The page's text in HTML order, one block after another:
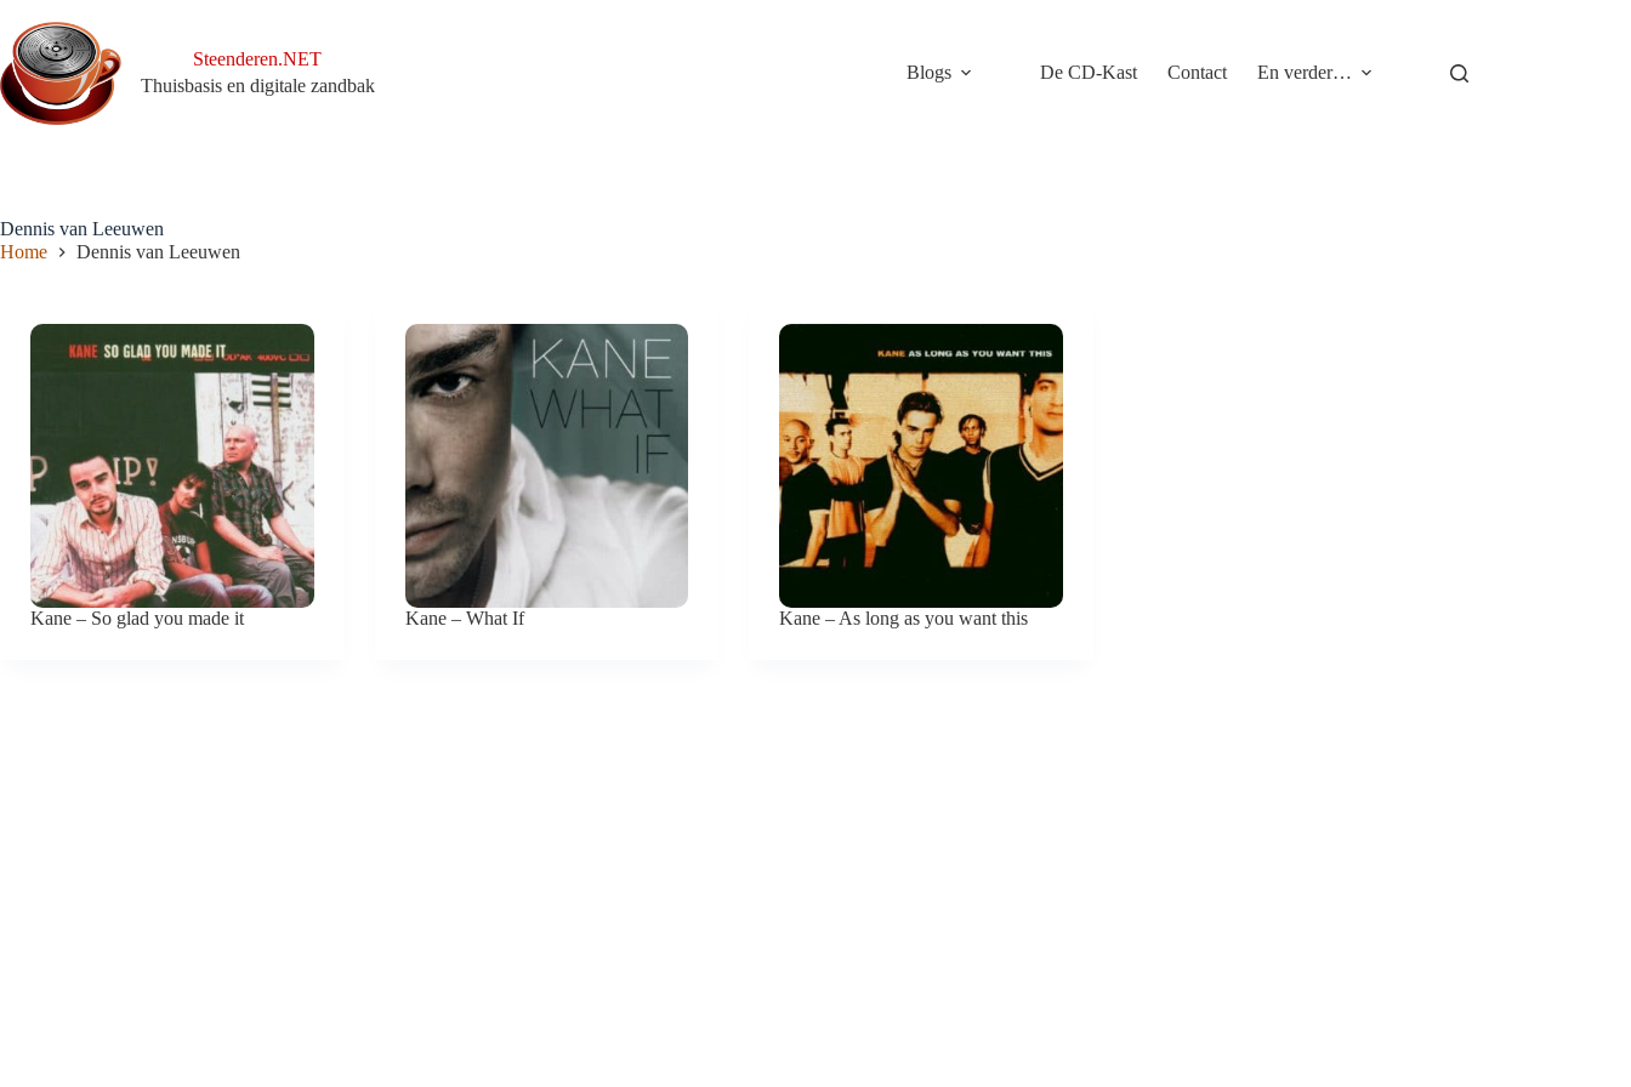
naar
de
inhoud
Steenderen.NET
Thuisbasis en digitale zandbak
Blogs De CD-Kast Contact En verder…
Dennis van Leeuwen
Home
Dennis van Leeuwen
Kane – So glad you made it Kane – What If Kane – As long as you want this